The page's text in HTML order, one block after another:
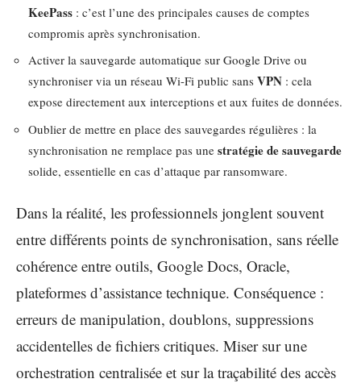
KeePass : c’est l’une des principales causes de comptes
compromis après synchronisation.
Activer la sauvegarde automatique sur Google Drive ou
synchroniser via un réseau Wi-Fi public sans VPN : cela
expose directement aux interceptions et aux fuites de données.
Oublier de mettre en place des sauvegardes régulières : la
synchronisation ne remplace pas une stratégie de sauvegarde
solide, essentielle en cas d’attaque par ransomware.
Dans la réalité, les professionnels jonglent souvent
entre différents points de synchronisation, sans réelle
cohérence entre outils, Google Docs, Oracle,
plateformes d’assistance technique. Conséquence :
erreurs de manipulation, doublons, suppressions
accidentelles de fichiers critiques. Miser sur une
orchestration centralisée et sur la traçabilité des accès